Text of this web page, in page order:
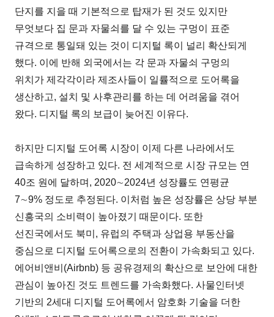
단지를 지을 때 기본적으로 탑재가 된 것도 있지만
무엇보다 집 문과 자물쇠를 달 수 있는 구멍이 표준
규격으로 통일돼 있는 것이 디지털 록이 널리 확산되게
했다. 이에 반해 외국에서는 각 문과 자물쇠 구멍의
위치가 제각각이라 제조사들이 일률적으로 도어록을
생산하고, 설치 및 사후관리를 하는 데 어려움을 겪어
왔다. 디지털 록의 보급이 늦어진 이유다.
하지만 디지털 도어록 시장이 이제 다른 나라에서도
급속하게 성장하고 있다. 전 세계적으로 시장 규모는 연
40조 원에 달하며, 2020∼2024년 성장률도 연평균
7∼9% 정도로 추정된다. 이처럼 높은 성장률은 상당 부분
신흥국의 소비력이 높아졌기 때문이다. 또한
선진국에서도 북미, 유럽의 주택과 상업용 부동산을
중심으로 디지털 도어록으로의 전환이 가속화되고 있다.
에어비앤비(Airbnb) 등 공유경제의 확산으로 보안에 대한
관심이 높아진 것도 트렌드를 가속화했다. 사물인터넷
기반의 2세대 디지털 도어록에서 암호화 기술을 더한